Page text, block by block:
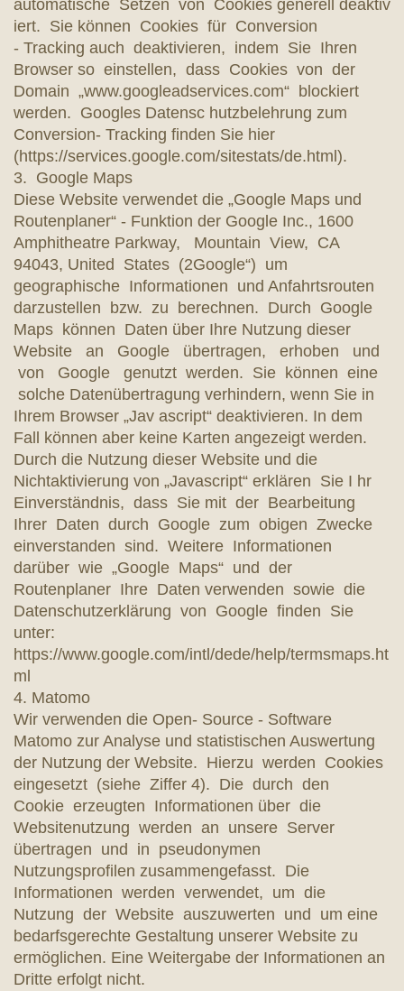
automatische Setzen von Cookies generell deaktiv
iert. Sie können Cookies für Conversion
- Tracking auch deaktivieren, indem Sie Ihren
Browser so einstellen, dass Cookies von der
Domain „www.googleadservices.com“ blockiert
werden. Googles Datensc hutzbelehrung zum
Conversion- Tracking finden Sie hier
(https://services.google.com/sitestats/de.html).
3. Google Maps
Diese Website verwendet die „Google Maps und
Routenplaner“ - Funktion der Google Inc., 1600
Amphitheatre Parkway, Mountain View, CA
94043, United States (2Google“) um
geographische Informationen und Anfahrtsrouten
darzustellen bzw. zu berechnen. Durch Google
Maps können Daten über Ihre Nutzung dieser
Website an Google übertragen, erhoben und
von Google genutzt werden. Sie können eine
solche Datenübertragung verhindern, wenn Sie in
Ihrem Browser „Jav ascript“ deaktivieren. In dem
Fall können aber keine Karten angezeigt werden.
Durch die Nutzung dieser Website und die
Nichtaktivierung von „Javascript“ erklären Sie I hr
Einverständnis, dass Sie mit der Bearbeitung
Ihrer Daten durch Google zum obigen Zwecke
einverstanden sind. Weitere Informationen
darüber wie „Google Maps“ und der
Routenplaner Ihre Daten verwenden sowie die
Datenschutzerklärung von Google finden Sie
unter:
https://www.google.com/intl/dede/help/termsmaps.ht
ml
4. Matomo
Wir verwenden die Open- Source - Software
Matomo zur Analyse und statistischen Auswertung
der Nutzung der Website. Hierzu werden Cookies
eingesetzt (siehe Ziffer 4). Die durch den
Cookie erzeugten Informationen über die
Websitenutzung werden an unsere Server
übertragen und in pseudonymen
Nutzungsprofilen zusammengefasst. Die
Informationen werden verwendet, um die
Nutzung der Website auszuwerten und um eine
bedarfsgerechte Gestaltung unserer Website zu
ermöglichen. Eine Weitergabe der Informationen an
Dritte erfolgt nicht.